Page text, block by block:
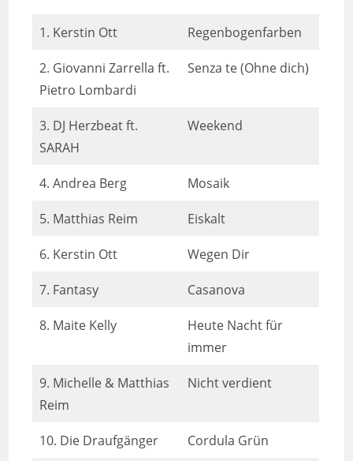
1. Kerstin Ott Regenbogenfarben
2. Giovanni Zarrella ft.
Pietro Lombardi
Senza te (Ohne dich)
3. DJ Herzbeat ft.
SARAH
Weekend
4. Andrea Berg Mosaik
5. Matthias Reim Eiskalt
6. Kerstin Ott Wegen Dir
7. Fantasy Casanova
8. Maite Kelly
Heute Nacht für
immer
9. Michelle & Matthias
Reim
Nicht verdient
10. Die Draufgänger Cordula Grün